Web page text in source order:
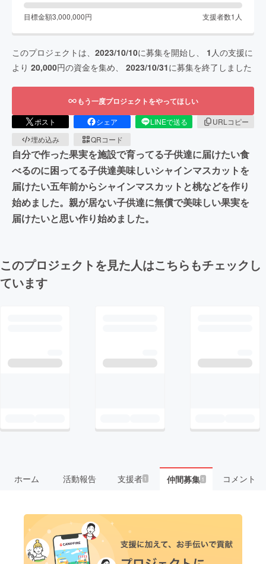
目標金額3,000,000円 支援者数1 人
このプロジェクトは、 2023/10/10に募集を開始し、 1 人の支援に
より 20,000円の資金を集め、 2023/10/31に募集を終了しました
もう一度プロジェクトをやってほしい
ポスト シェア LINEで送る
URLコピー
埋め込み
QRコード
自分で作った果実を施設で育ってる子供達に届けたい食
べるのに困ってる子供達美味しいシャインマスカットを
届けたい五年前からシャインマスカットと桃などを作り
始めました。親が居ない子供達に無償で美味しい果実を
届けたいと思い作り始めました。
このプロジェクトを見た人はこちらもチェックし
ています
ホーム 活動報告 支援者 1 仲間募集 1 コメント